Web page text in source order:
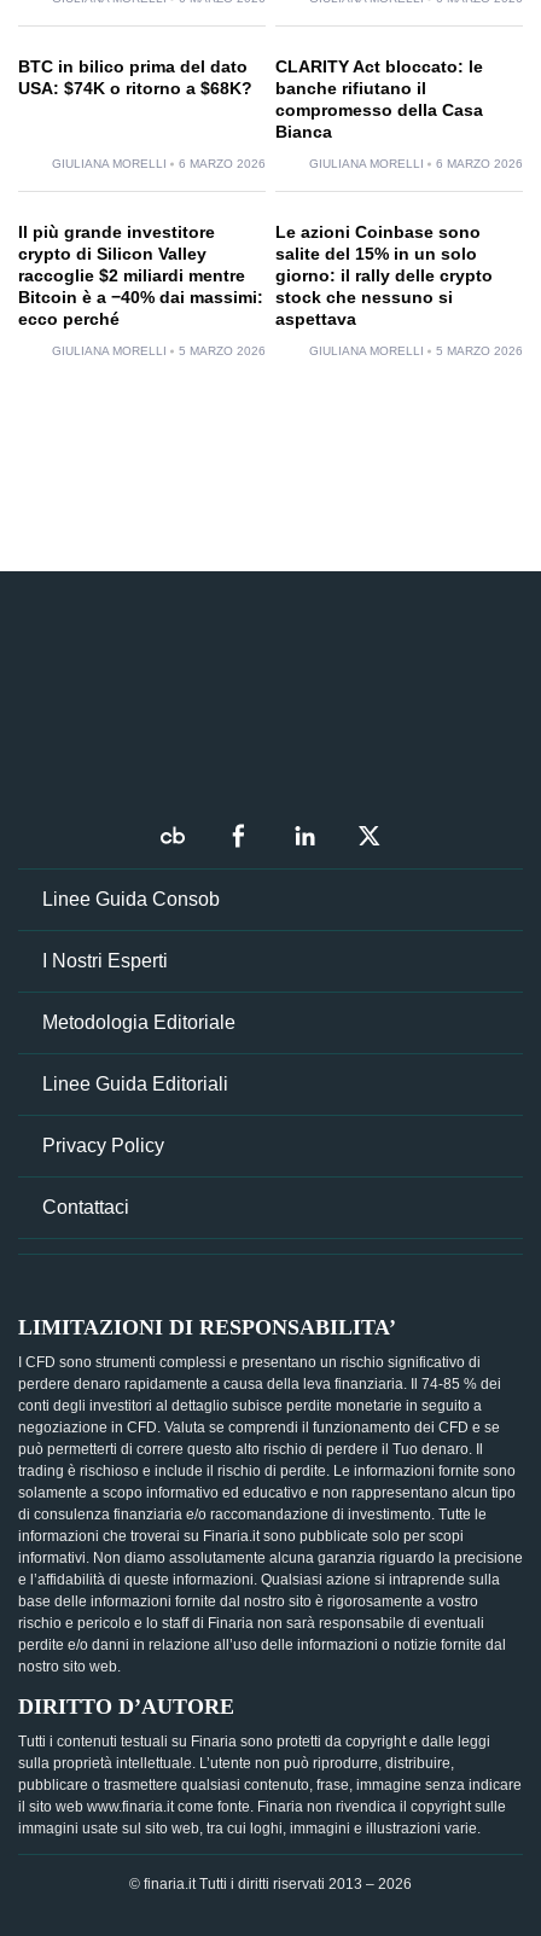
BTC in bilico prima del dato
USA: $74K o ritorno a $68K?
GIULIANA MORELLI 6 MARZO 2026
CLARITY Act bloccato: le
banche rifiutano il
compromesso della Casa
Bianca
GIULIANA MORELLI 6 MARZO 2026
Il più grande investitore
crypto di Silicon Valley
raccoglie $2 miliardi mentre
Bitcoin è a −40% dai massimi:
ecco perché
GIULIANA MORELLI 5 MARZO 2026
Le azioni Coinbase sono
salite del 15% in un solo
giorno: il rally delle crypto
stock che nessuno si
aspettava
GIULIANA MORELLI 5 MARZO 2026
Linee Guida Consob
I Nostri Esperti
Metodologia Editoriale
Linee Guida Editoriali
Privacy Policy
Contattaci
LIMITAZIONI DI RESPONSABILITA’
I CFD sono strumenti complessi e presentano un rischio significativo di
perdere denaro rapidamente a causa della leva finanziaria. Il 74-85 % dei
conti degli investitori al dettaglio subisce perdite monetarie in seguito a
negoziazione in CFD. Valuta se comprendi il funzionamento dei CFD e se
può permetterti di correre questo alto rischio di perdere il Tuo denaro. Il
trading è rischioso e include il rischio di perdite. Le informazioni fornite sono
solamente a scopo informativo ed educativo e non rappresentano alcun tipo
di consulenza finanziaria e/o raccomandazione di investimento. Tutte le
informazioni che troverai su Finaria.it sono pubblicate solo per scopi
informativi. Non diamo assolutamente alcuna garanzia riguardo la precisione
e l’affidabilità di queste informazioni. Qualsiasi azione si intraprende sulla
base delle informazioni fornite dal nostro sito è rigorosamente a vostro
rischio e pericolo e lo staff di Finaria non sarà responsabile di eventuali
perdite e/o danni in relazione all’uso delle informazioni o notizie fornite dal
nostro sito web.
DIRITTO D’AUTORE
Tutti i contenuti testuali su Finaria sono protetti da copyright e dalle leggi
sulla proprietà intellettuale. L’utente non può riprodurre, distribuire,
pubblicare o trasmettere qualsiasi contenuto, frase, immagine senza indicare
il sito web www.finaria.it come fonte. Finaria non rivendica il copyright sulle
immagini usate sul sito web, tra cui loghi, immagini e illustrazioni varie.
© finaria.it Tutti i diritti riservati 2013 – 2026